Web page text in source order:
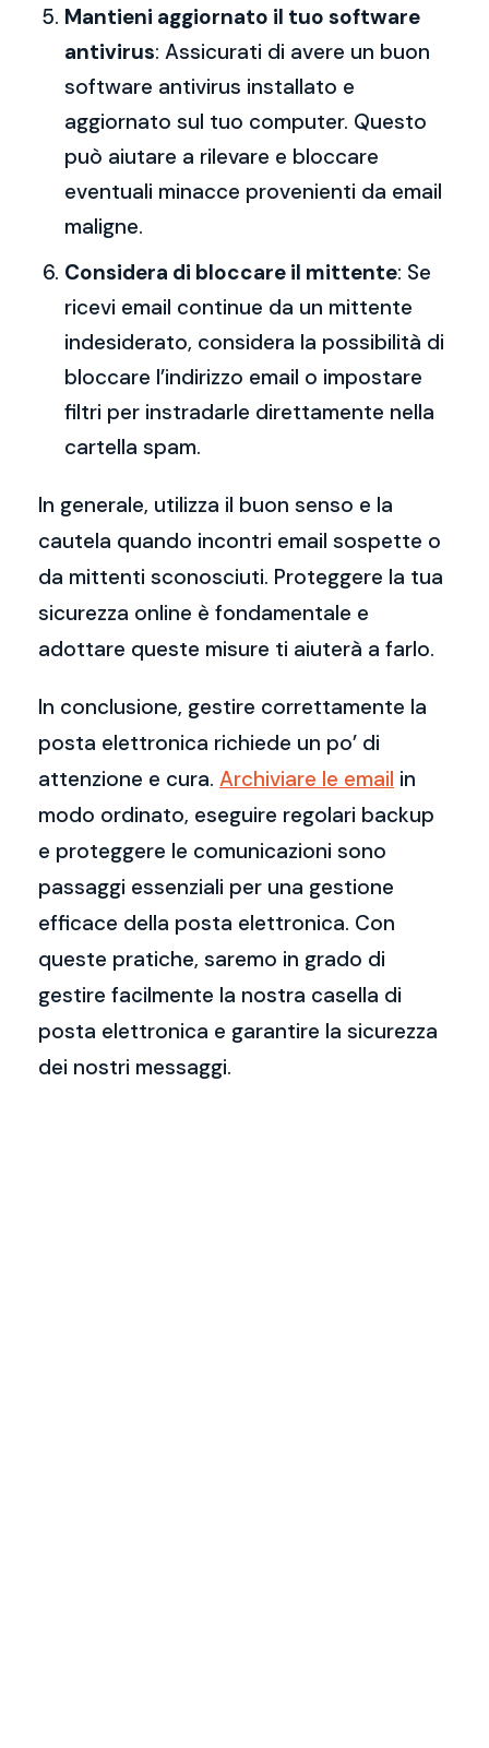
Mantieni aggiornato il tuo software
antivirus: Assicurati di avere un buon
software antivirus installato e
aggiornato sul tuo computer. Questo
può aiutare a rilevare e bloccare
eventuali minacce provenienti da email
maligne.
Considera di bloccare il mittente: Se
ricevi email continue da un mittente
indesiderato, considera la possibilità di
bloccare l’indirizzo email o impostare
filtri per instradarle direttamente nella
cartella spam.
In generale, utilizza il buon senso e la
cautela quando incontri email sospette o
da mittenti sconosciuti. Proteggere la tua
sicurezza online è fondamentale e
adottare queste misure ti aiuterà a farlo.
In conclusione, gestire correttamente la
posta elettronica richiede un po’ di
attenzione e cura. Archiviare le email in
modo ordinato, eseguire regolari backup
e proteggere le comunicazioni sono
passaggi essenziali per una gestione
efficace della posta elettronica. Con
queste pratiche, saremo in grado di
gestire facilmente la nostra casella di
posta elettronica e garantire la sicurezza
dei nostri messaggi.